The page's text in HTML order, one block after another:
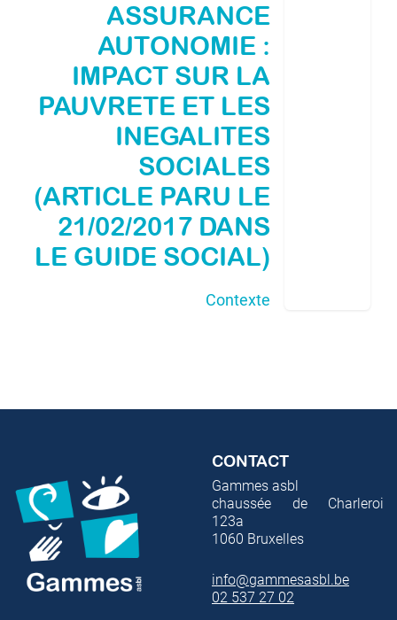
ASSURANCE
AUTONOMIE :
IMPACT SUR LA
PAUVRETE ET LES
INEGALITES
SOCIALES
(ARTICLE PARU LE
21/02/2017 DANS
LE GUIDE SOCIAL)
Contexte
CONTACT
Gammes asbl
chaussée de Charleroi
123a
1060 Bruxelles
info@gammesasbl.be
02 537 27 02